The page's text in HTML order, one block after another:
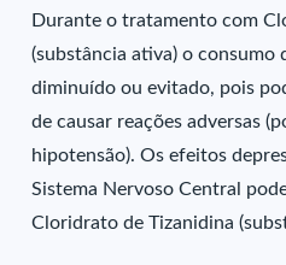
Durante o tratamento com
(substância ativa) o consumo
diminuído ou evitado, pois
de causar reações adversas
hipotensão). Os efeitos
Sistema Nervoso Central
Cloridrato de Tizanidina